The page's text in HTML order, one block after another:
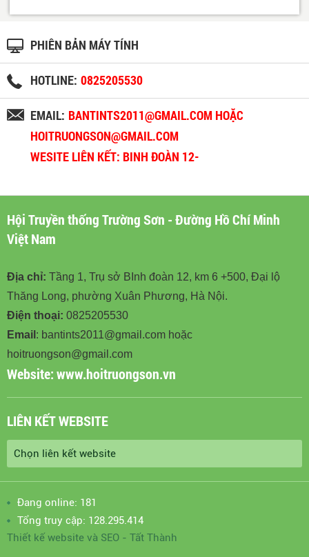
PHIÊN BẢN MÁY TÍNH
HOTLINE: 0825205530
EMAIL: BANTINTS2011@GMAIL.COM HOẶC
HOITRUONGSON@GMAIL.COM
WESITE LIÊN KẾT: BINH ĐOÀN 12-
Hội Truyền thống Trường Sơn - Đường Hồ Chí Minh
Việt Nam
Địa chỉ: Tầng 1, Trụ sở BInh đoàn 12, km 6 +500, Đại lộ
Thăng Long, phường Xuân Phương, Hà Nội.
Điện thoại: 0825205530
Email : bantints2011@gmail.com hoặc
hoitruongson@gmail.com
Website:www.hoitruongson.vn
LIÊN KẾT WEBSITE
Đang online: 181
Tổng truy cập: 128.295.414
Thiết kế website và SEO - Tất Thành